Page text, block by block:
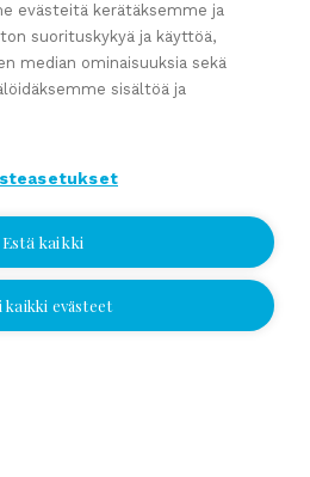
ja omistajanvaihdos
yritysvälittäjää
työ kulissien takana
evästeitä kerätäksemme ja
suorituskykyä ja käyttöä,
median ominaisuuksia sekä
sisältöä ja
Estä kaikki
kaikki evästeet